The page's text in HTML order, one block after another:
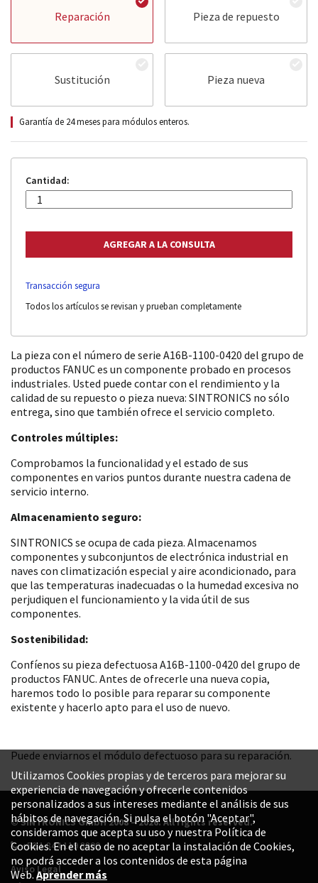
Reparación Pieza de repuesto
Sustitución Pieza nueva
Garantía de 24 meses para módulos enteros.
Cantidad:
Transacción segura
Todos los artículos se revisan y prueban completamente
La pieza con el número de serie A16B-1100-0420 del grupo de
productos FANUC es un componente probado en procesos
industriales. Usted puede contar con el rendimiento y la
calidad de su repuesto o pieza nueva: SINTRONICS no sólo
entrega, sino que también ofrece el servicio completo.
Controles múltiples:
Comprobamos la funcionalidad y el estado de sus
componentes en varios puntos durante nuestra cadena de
servicio interno.
Almacenamiento seguro:
SINTRONICS se ocupa de cada pieza. Almacenamos
componentes y subconjuntos de electrónica industrial en
naves con climatización especial y aire acondicionado, para
que las temperaturas inadecuadas o la humedad excesiva no
perjudiquen el funcionamiento y la vida útil de sus
componentes.
Sostenibilidad:
Confíenos su pieza defectuosa A16B-1100-0420 del grupo de
productos FANUC. Antes de ofrecerle una nueva copia,
haremos todo lo posible para reparar su componente
existente y hacerlo apto para el uso de nuevo.
Puede enviarnos el módulo defectuoso para su reparación.
© SINTRONICS GmbH 2008 – 2026. All rights reserved.
+52 1 844 119 8800
Aviso Legal
Utilizamos Cookies propias y de terceros para mejorar su
experiencia de navegación y ofrecerle contenidos
personalizados a sus intereses mediante el análisis de sus
hábitos de navegación. Si pulsa el botón "Aceptar",
consideramos que acepta su uso y nuestra Política de
Cookies. En el caso de no aceptar la instalación de Cookies,
no podrá acceder a los contenidos de esta página
Web.Aprender más